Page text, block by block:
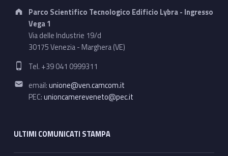
Address:
Parco Scientifico Tecnologico Edificio Lybra - Ingresso
Vega 1
Via delle Industrie 19/d
30175 Venezia - Marghera (VE)
Phone number:
Tel. +39 041 0999311
Email address:
email:unione@ven.camcom.it
PEC:unioncamereveneto@pec.it
ULTIMI COMUNICATI STAMPA